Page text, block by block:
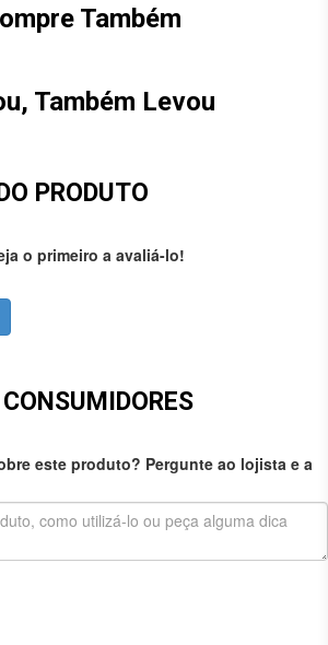
Também
Também Levou
PRODUTO
o primeiro a avaliá-lo!
este produto? Pergunte ao lojista e a